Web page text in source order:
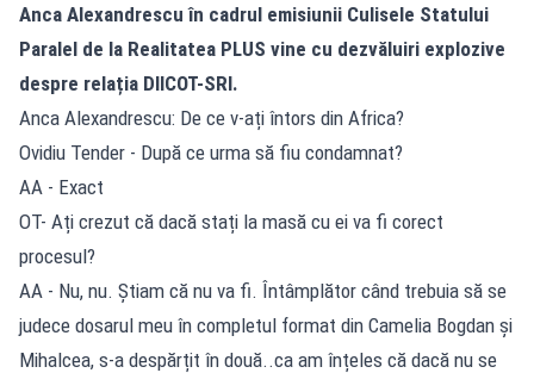
Anca Alexandrescu în cadrul emisiunii Culisele Statului
Paralel de la Realitatea PLUS vine cu dezvăluiri explozive
despre relația DIICOT-SRI.
Anca Alexandrescu: De ce v-ați întors din Africa?
Ovidiu Tender - După ce urma să fiu condamnat?
AA - Exact
OT- Ați crezut că dacă stați la masă cu ei va fi corect
procesul?
AA - Nu, nu. Știam că nu va fi. Întâmplător când trebuia să se
judece dosarul meu în completul format din Camelia Bogdan și
Mihalcea, s-a despărțit în două..ca am înțeles că dacă nu se